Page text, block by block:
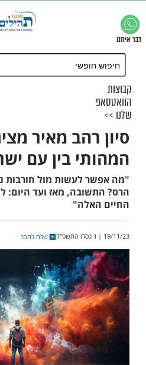
מאיר
בין עם ישראל
מאז ועד היום: לשוב
שלח לחבר